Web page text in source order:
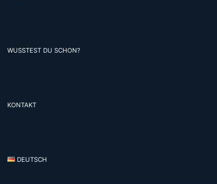
WUSSTEST DU SCHON?
KONTAKT
DEUTSCH